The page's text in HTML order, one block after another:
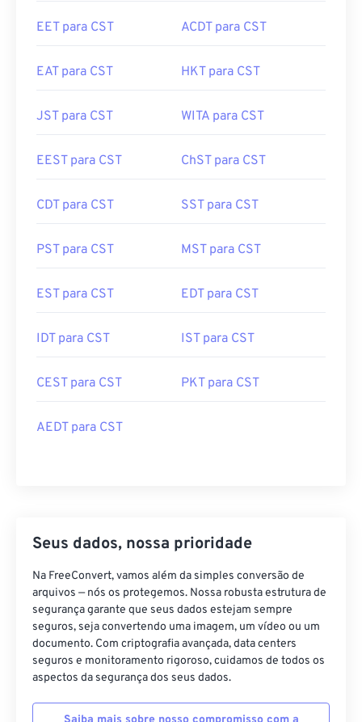
EET para CST ACDT para CST
EAT para CST HKT para CST
JST para CST WITA para CST
EEST para CST ChST para CST
CDT para CST SST para CST
PST para CST MST para CST
EST para CST EDT para CST
IDT para CST IST para CST
CEST para CST PKT para CST
AEDT para CST
Seus dados, nossa prioridade
Na FreeConvert, vamos além da simples conversão de
arquivos — nós os protegemos. Nossa robusta estrutura de
segurança garante que seus dados estejam sempre
seguros, seja convertendo uma imagem, um vídeo ou um
documento. Com criptografia avançada, data centers
seguros e monitoramento rigoroso, cuidamos de todos os
aspectos da segurança dos seus dados.